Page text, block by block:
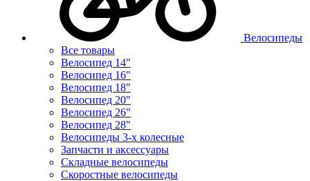
Велосипеды
Все товары
Велосипед 14"
Велосипед 16"
Велосипед 18"
Велосипед 20"
Велосипед 26"
Велосипед 28"
Велосипеды 3-х колесные
Запчасти и аксессуары
Складные велосипеды
Скоростные велосипеды